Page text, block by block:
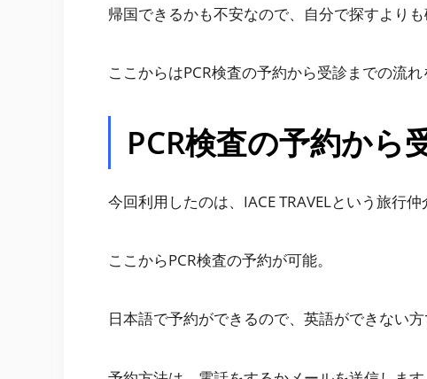
帰国できるかも不安なので、自分で探すより
ここからはPCR検査の予約から受診までの流れ
PCR検査の予約から
今回利用したのは、IACE TRAVELという旅行仲
ここからPCR検査の予約が可能。
日本語で予約ができるので、英語ができない方